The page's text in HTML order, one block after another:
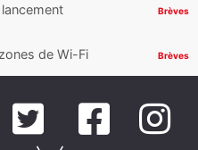
Brèves
de Wi-Fi
Brèves